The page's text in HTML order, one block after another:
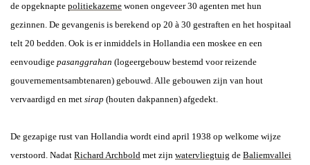
de opgeknapte politiekazerne wonen ongeveer 30 agenten met hun
gezinnen. De gevangenis is berekend op 20 à 30 gestraften en het hospitaal
telt 20 bedden. Ook is er inmiddels in Hollandia een moskee en een
eenvoudige pasanggrahan (logeergebouw bestemd voor reizende
gouvernementsambtenaren) gebouwd. Alle gebouwen zijn van hout
vervaardigd en met sirap (houten dakpannen) afgedekt.
De gezapige rust van Hollandia wordt eind april 1938 op welkome wijze
verstoord. Nadat Richard Archbold met zijn watervliegtuig de Baliemvallei